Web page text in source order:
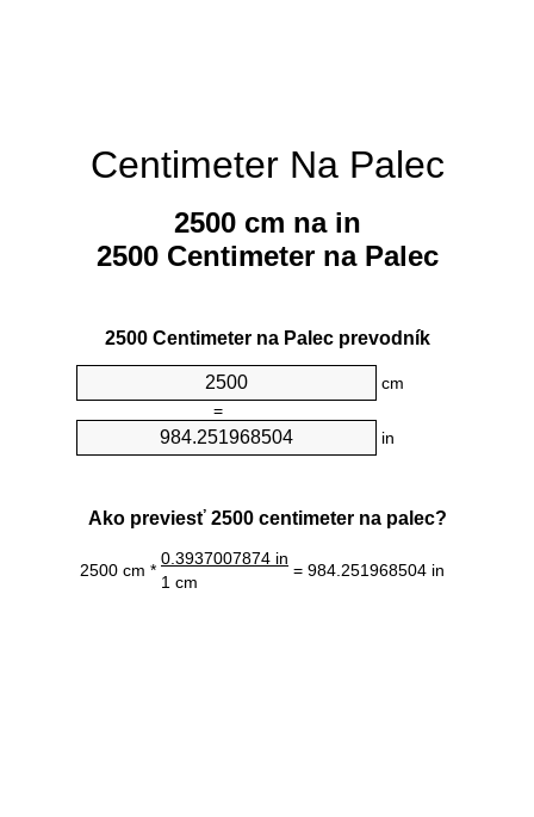
Centimeter Na Palec
2500 cm na in
2500 Centimeter na Palec
2500 Centimeter na Palec prevodník
cm
=
in
Ako previesť 2500 centimeter na palec?
2500 cm *
0.3937007874 in
= 984.251968504 in
1 cm